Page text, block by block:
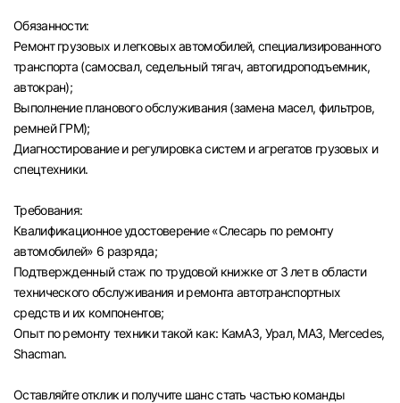
Обязанности:
Ремонт грузовых и легковых автомобилей, специализированного
транспорта (самосвал, седельный тягач, автогидроподъемник,
автокран);
Выполнение планового обслуживания (замена масел, фильтров,
ремней ГРМ);
Диагностирование и регулировка систем и агрегатов грузовых и
спецтехники.
Требования:
Квалификационное удостоверение «Слесарь по ремонту
автомобилей» 6 разряда;
Подтвержденный стаж по трудовой книжке от 3 лет в области
технического обслуживания и ремонта автотранспортных
средств и их компонентов;
Опыт по ремонту техники такой как: КамАЗ, Урал, МАЗ, Mercedes,
Shacman.
Оставляйте отклик и получите шанс стать частью команды